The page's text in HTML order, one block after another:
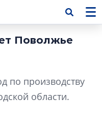
Поволжье
по производству
области.